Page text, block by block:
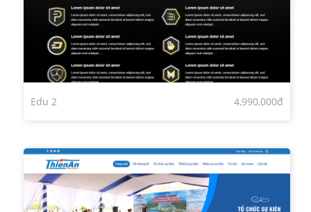
Edu 2 4,990,000đ